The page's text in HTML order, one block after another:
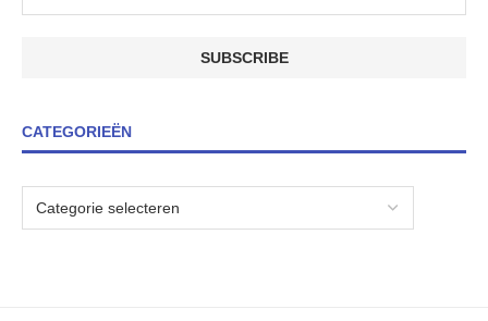
CATEGORIEËN